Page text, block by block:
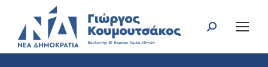
Search: